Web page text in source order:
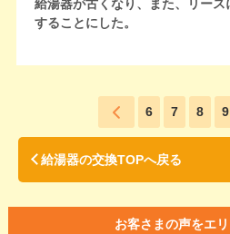
給湯器が古くなり、また、リー
することにした。
6 7 8 9
給湯器の交換TOPへ戻る
お客さまの声をエ